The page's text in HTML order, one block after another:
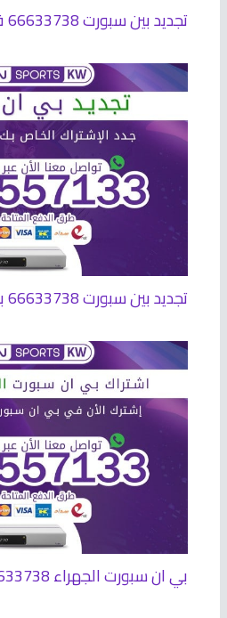
تجديد بين سبورت 66633738 في الكويت
تجديد بين سبورت 66633738 بالكويت
بي ان سبورت الجهراء 66633738 الكويت